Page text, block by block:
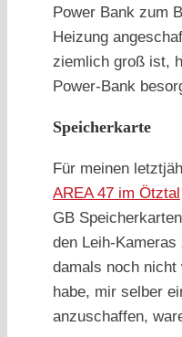
Power Bank zum
Heizung
ziemlich groß ist,
Power-Bank
Speicherkarte
Für meinen
AREA 47 im Ötztal
GB
den Leih-
damals noch
habe, mir selber
anzuschaffen,